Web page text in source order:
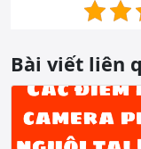
Bài viết liên